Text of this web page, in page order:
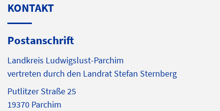
KONTAKT
Postanschrift
Landkreis Ludwigslust-Parchim
vertreten durch den Landrat Stefan Sternberg
Putlitzer Straße 25
19370 Parchim